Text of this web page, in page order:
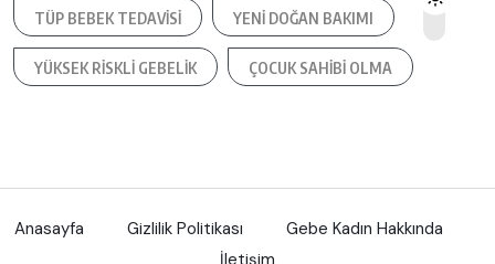
TÜP BEBEK TEDAVISI YENI DOĞAN BAKIMI
YÜKSEK RISKLI GEBELIK ÇOCUK SAHIBI OLMA
Anasayfa Gizlilik Politikası
Gebe Kadın Hakkında